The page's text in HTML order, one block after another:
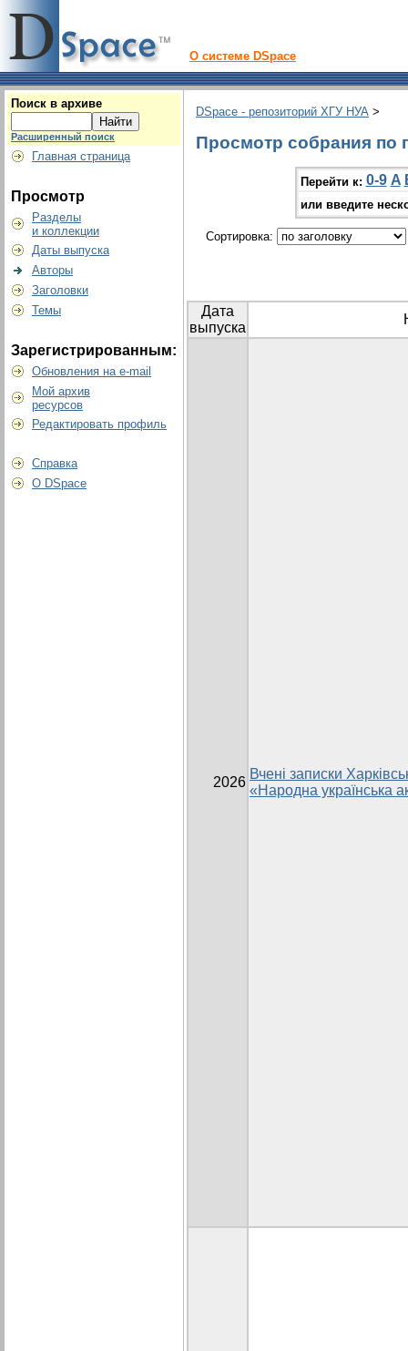
О системе DSpace
Поиск в архиве
Расширенный поиск
Главная страница
Просмотр
Разделы
и коллекции
Даты выпуска
Авторы
Заголовки
Темы
Зарегистрированным:
Обновления на e-mail
Мой архив
ресурсов
Редактировать профиль
Справка
О DSpace
DSpace - репозиторий ХГУ НУА >
Просмотр собрания по
Перейти к: 0-9 A
или введите
Сортировка:
Дата
выпуска
2026
Вчені записки
«Народна українська